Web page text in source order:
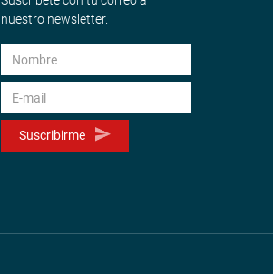
nuestro newsletter.
Suscribirme